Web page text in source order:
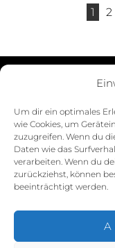
Um dir ein optimales
wie Cookies, um
zuzugreifen. Wenn du
Daten wie das
verarbeiten. Wenn du
zurückziehst, können
beeinträchtigt werden.
1 2
Impressum
Cookie-